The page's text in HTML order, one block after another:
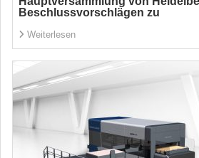
Beschlussvorschlägen zu
Weiterlesen